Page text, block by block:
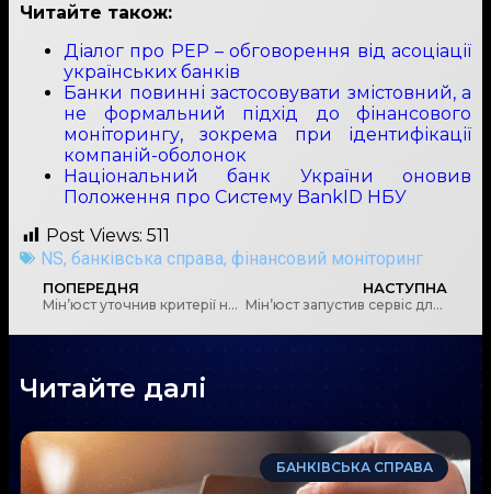
Читайте також:
Діалог про PEP – обговорення від асоціації
українських банків
Банки повинні застосовувати змістовний, а
не формальний підхід до фінансового
моніторингу, зокрема при ідентифікації
компаній-оболонок
Національний банк України оновив
Положення про Систему BankID НБУ
Post Views: 511
NS, банківська справа, фінансовий моніторинг
ПОПЕРЕДНЯ
Мін’юст уточнив критерії належного оформлення довіреності
НАСТУПНА
Мін’юст запустив сервіс для громадян, документи яких не відображаються в «Дії»
Читайте далі
БАНКІВСЬКА СПРАВА